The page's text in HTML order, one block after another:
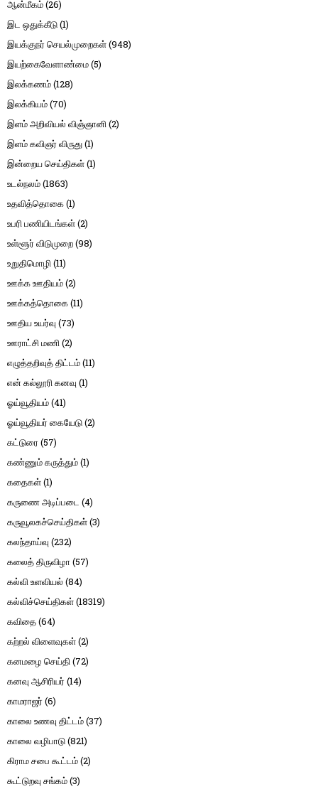
ஆன்மீகம்(26)
இட ஒதுக்கீடு(1)
இயக்குநர் செயல்முறைகள்(948)
இயற்கைவேளாண்மை(5)
இலக்கணம்(128)
இலக்கியம்(70)
இளம் அறிவியல் விஞ்ஞானி(2)
இளம் கவிஞர் விருது(1)
இன்றைய செய்திகள்(1)
உடல்நலம்(1863)
உதவித்தொகை(1)
உபரி பணியிடங்கள்(2)
உள்ளூர் விடுமுறை(98)
உறுதிமொழி(11)
ஊக்க ஊதியம்(2)
ஊக்கத்தொகை(11)
ஊதிய உயர்வு (73)
ஊராட்சி மணி(2)
எழுத்தறிவுத் திட்டம்(11)
என் கல்லூரி கனவு (1)
ஓய்வூதியம்(41)
ஓய்வூதியர் கையேடு(2)
கட்டுரை (57)
கண்ணும் கருத்தும்(1)
கதைகள்(1)
கருணை அடிப்படை (4)
கருவூலகச்செய்திகள்(3)
கலந்தாய்வு (232)
கலைத் திருவிழா (57)
கல்வி உளவியல் (84)
கல்விச்செய்திகள்(18319)
கவிதை(64)
கற்றல் விளைவுகள்(2)
கனமழை செய்தி(72)
கனவு ஆசிரியர் (14)
காமராஜர் (6)
காலை உணவு திட்டம்(37)
காலை வழிபாடு(821)
கிராம சபை கூட்டம்(2)
கூட்டுறவு சங்கம்(3)